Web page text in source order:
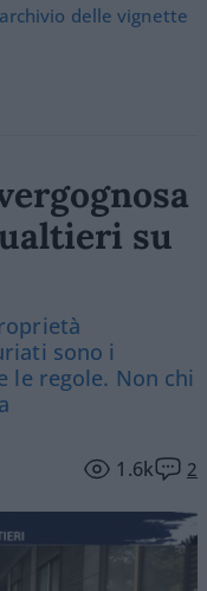
delle vignette
su
sono i
le regole. Non chi
1.6k 2